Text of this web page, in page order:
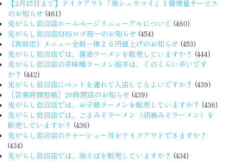
【2月15日まで】テイクアウト「焼シュウマイ」１個増量サービス
のお知らせ (461)
鬼がらし岩沼店ホームページリニューアルについて (460)
鬼がらし岩沼店SNSロゴ統一のお知らせ (454)
《再設定》メニュー全般一律２０円値上げのお知らせ (453)
鬼がらし岩沼店では、醤油ラーメンを販売していますか？ (444)
鬼がらし岩沼店の辛味噌ラーメン超辛は、どのくらい辛いです
か？ (442)
鬼がらし岩沼店にペットを連れて入店してもよいですか？ (439)
［営業時間短縮］20時閉店のお知らせ (439)
鬼がらし岩沼店では、お子様ラーメンを販売していますか？ (436)
鬼がらし岩沼店では、ごまみそラーメン（胡麻みそラーメン）を
販売していますか？ (436)
鬼がらし岩沼店のチャーシュー丼をテイクアウトできますか？
(434)
鬼がらし岩沼店では、油そばを販売していますか？ (434)